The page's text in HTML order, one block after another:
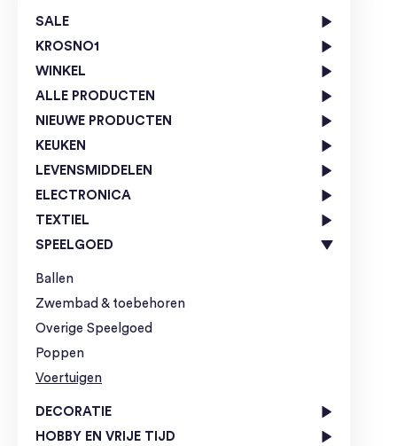
SALE
KROSNO1
WINKEL
ALLE PRODUCTEN
NIEUWE PRODUCTEN
KEUKEN
LEVENSMIDDELEN
ELECTRONICA
TEXTIEL
SPEELGOED
Ballen
Zwembad & toebehoren
Overige Speelgoed
Poppen
Voertuigen
DECORATIE
HOBBY EN VRIJE TIJD